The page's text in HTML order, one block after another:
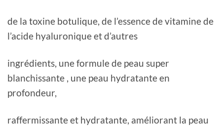
de la toxine botulique, de l’essence de vitamine de
l’acide hyaluronique et d’autres
ingrédients, une formule de peau super
blanchissante , une peau hydratante en
profondeur,
raffermissante et hydratante, améliorant la peau